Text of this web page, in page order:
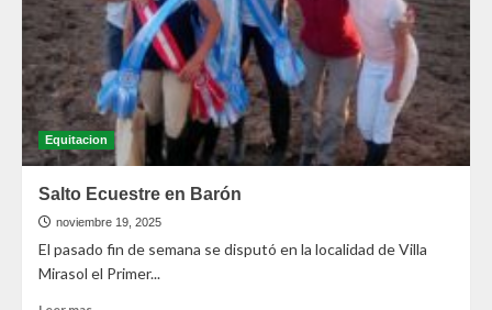
Equitacion
Salto Ecuestre en Barón
noviembre 19, 2025
El pasado fin de semana se disputó en la localidad de Villa
Mirasol el Primer...